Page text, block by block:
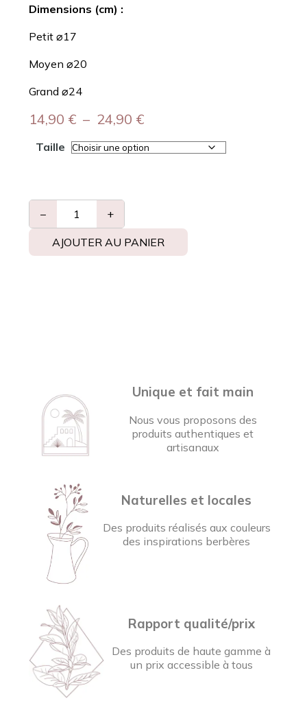
Dimensions (cm) :
Petit ⌀17
Moyen ⌀20
Grand ⌀24
14,90 € – 24,90 €
Taille
− +
AJOUTER AU PANIER
Unique et fait main
Nous vous proposons des
produits authentiques et
artisanaux
Naturelles et locales
Des produits réalisés aux couleurs
des inspirations berbères
Rapport qualité/prix
Des produits de haute gamme à
un prix accessible à tous